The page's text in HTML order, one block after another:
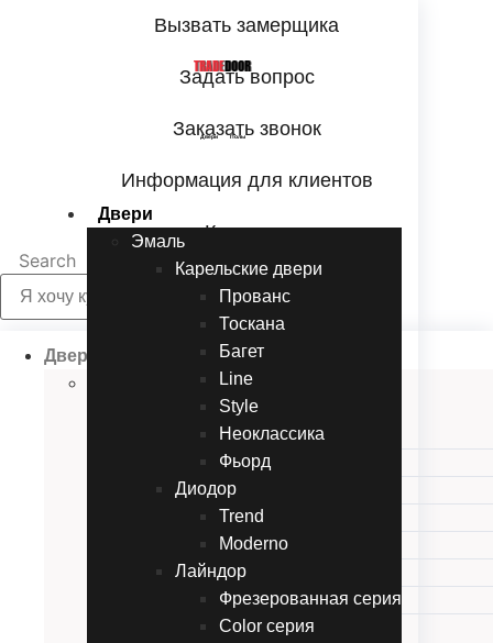
TRADEDOOR
Двери Полы
Двери
Эмаль
Карельские двери
Прованc
Тоскана
Багет
Line
Style
Неоклассика
Фьорд
Диодор
Trend
Moderno
Лайндор
Фрезерованная серия
Color серия
Вызвать замерщика
Задать вопрос
Заказать звонок
Информация для клиентов
Контакты
Search
Двери
Карельские двери
Прованc
Тоскана
Багет
Line
Style
Неоклассика
Фьорд
Диодор